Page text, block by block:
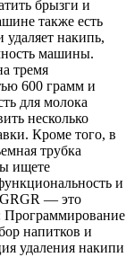
брызги и
также есть
удаляет накипь,
машины.
тремя
600 грамм и
для молока
несколько
Кроме того, в
трубка
ищете
и
— это
напитков и
удаления накипи